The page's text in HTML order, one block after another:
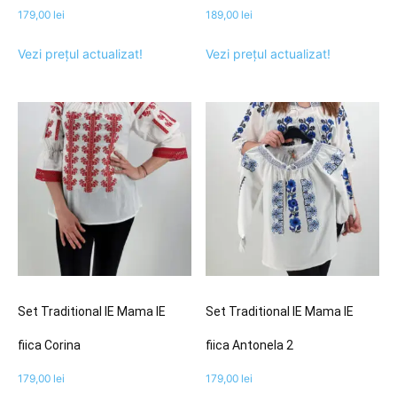
179,00 lei
Vezi prețul actualizat!
189,00 lei
Vezi prețul actualizat!
Set Traditional IE Mama IE
fiica Corina
179,00 lei
Set Traditional IE Mama IE
fiica Antonela 2
179,00 lei